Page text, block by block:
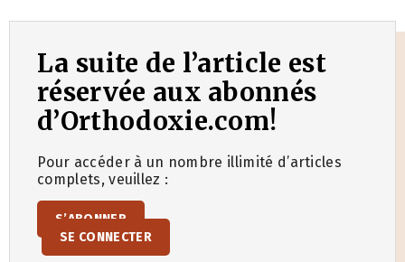
La suite de l’article est
réservée aux abonnés
d’Orthodoxie.com!
Pour accéder à un nombre illimité d’articles
complets, veuillez :
S’ABONNER
SE CONNECTER